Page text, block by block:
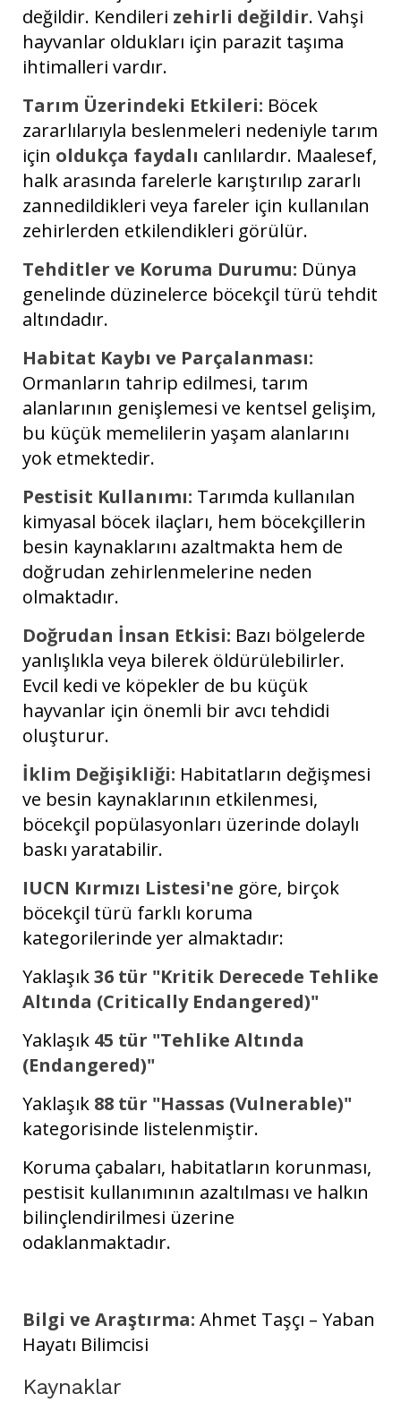
değildir. Kendileri zehirli değildir. Vahşi
hayvanlar oldukları için parazit taşıma
ihtimalleri vardır.
Tarım Üzerindeki Etkileri: Böcek
zararlılarıyla beslenmeleri nedeniyle tarım
için oldukça faydalı canlılardır. Maalesef,
halk arasında farelerle karıştırılıp zararlı
zannedildikleri veya fareler için kullanılan
zehirlerden etkilendikleri görülür.
Tehditler ve Koruma Durumu: Dünya
genelinde düzinelerce böcekçil türü tehdit
altındadır.
Habitat Kaybı ve Parçalanması:
Ormanların tahrip edilmesi, tarım
alanlarının genişlemesi ve kentsel gelişim,
bu küçük memelilerin yaşam alanlarını
yok etmektedir.
Pestisit Kullanımı: Tarımda kullanılan
kimyasal böcek ilaçları, hem böcekçillerin
besin kaynaklarını azaltmakta hem de
doğrudan zehirlenmelerine neden
olmaktadır.
Doğrudan İnsan Etkisi: Bazı bölgelerde
yanlışlıkla veya bilerek öldürülebilirler.
Evcil kedi ve köpekler de bu küçük
hayvanlar için önemli bir avcı tehdidi
oluşturur.
İklim Değişikliği: Habitatların değişmesi
ve besin kaynaklarının etkilenmesi,
böcekçil popülasyonları üzerinde dolaylı
baskı yaratabilir.
IUCN Kırmızı Listesi'ne göre, birçok
böcekçil türü farklı koruma
kategorilerinde yer almaktadır:
Yaklaşık36 tür "Kritik Derecede Tehlike
Altında (Critically Endangered)"
Yaklaşık 45 tür "Tehlike Altında
(Endangered)"
Yaklaşık 88 tür "Hassas (Vulnerable)"
kategorisinde listelenmiştir.
Koruma çabaları, habitatların korunması,
pestisit kullanımının azaltılması ve halkın
bilinçlendirilmesi üzerine
odaklanmaktadır.
Bilgi ve Araştırma: Ahmet Taşçı – Yaban
Hayatı Bilimcisi
Kaynaklar